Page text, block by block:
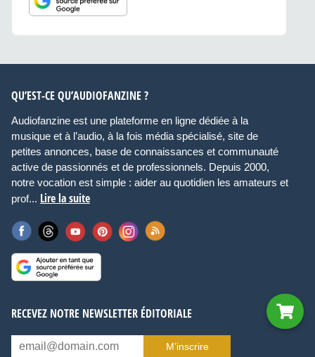
QU’EST-CE QU’AUDIOFANZINE ?
Audiofanzine est une plateforme en ligne dédiée à la
musique et à l’audio, à la fois média spécialisé, site de
petites annonces, base de connaissances et communauté
active de passionnés et de professionnels. Depuis 2000,
notre vocation est simple : aider au quotidien les amateurs et
prof... Lire la suite
RECEVEZ NOTRE NEWSLETTER ÉDITORIALE
M’inscrire